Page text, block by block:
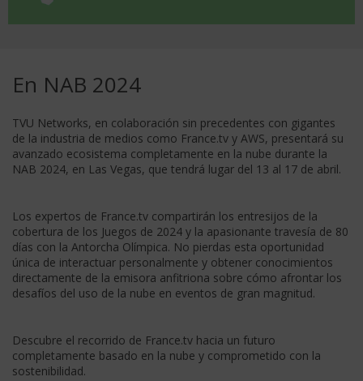
En NAB 2024
TVU Networks, en colaboración sin precedentes con gigantes
de la industria de medios como France.tv y AWS, presentará su
avanzado ecosistema completamente en la nube durante la
NAB 2024, en Las Vegas, que tendrá lugar del 13 al 17 de abril.
Los expertos de France.tv compartirán los entresijos de la
cobertura de los Juegos de 2024 y la apasionante travesía de 80
días con la Antorcha Olímpica. No pierdas esta oportunidad
única de interactuar personalmente y obtener conocimientos
directamente de la emisora anfitriona sobre cómo afrontar los
desafíos del uso de la nube en eventos de gran magnitud.
Descubre el recorrido de France.tv hacia un futuro
completamente basado en la nube y comprometido con la
sostenibilidad.